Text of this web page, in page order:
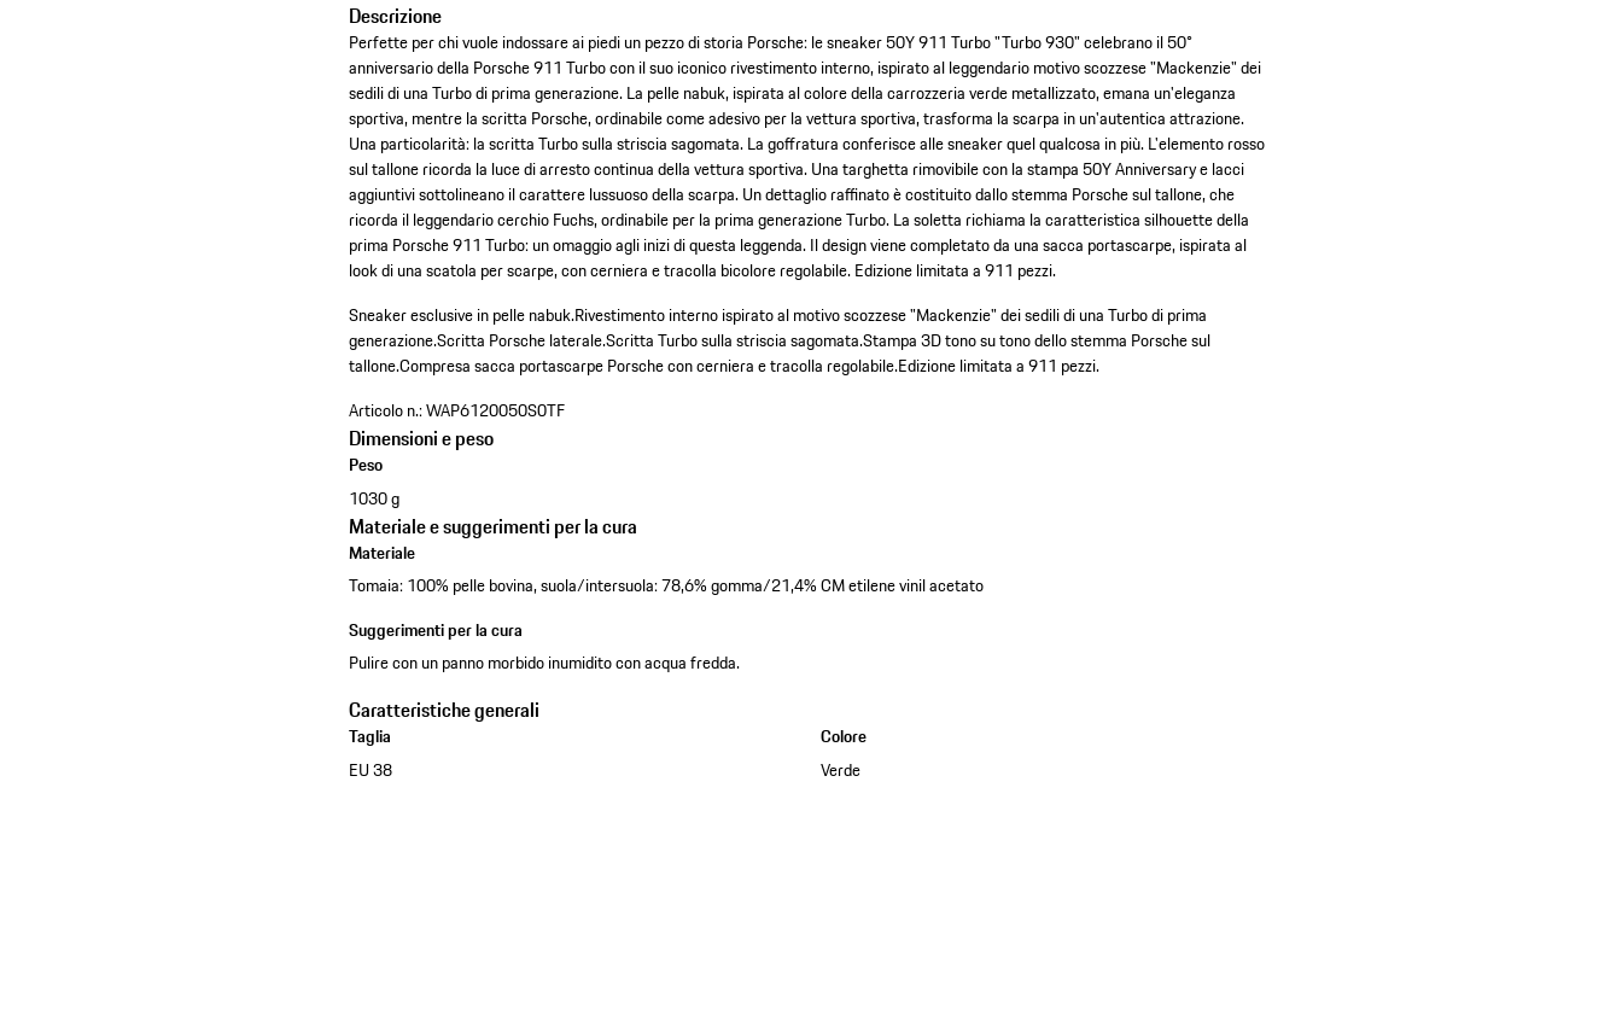
Descrizione
Perfette per chi vuole indossare ai piedi un pezzo di storia Porsche: le sneaker 50Y 911 Turbo "Turbo 930" celebrano il 50°
anniversario della Porsche 911 Turbo con il suo iconico rivestimento interno, ispirato al leggendario motivo scozzese "Mackenzie" dei
sedili di una Turbo di prima generazione. La pelle nabuk, ispirata al colore della carrozzeria verde metallizzato, emana un'eleganza
sportiva, mentre la scritta Porsche, ordinabile come adesivo per la vettura sportiva, trasforma la scarpa in un'autentica attrazione.
Una particolarità: la scritta Turbo sulla striscia sagomata. La goffratura conferisce alle sneaker quel qualcosa in più. L'elemento rosso
sul tallone ricorda la luce di arresto continua della vettura sportiva. Una targhetta rimovibile con la stampa 50Y Anniversary e lacci
aggiuntivi sottolineano il carattere lussuoso della scarpa. Un dettaglio raffinato è costituito dallo stemma Porsche sul tallone, che
ricorda il leggendario cerchio Fuchs, ordinabile per la prima generazione Turbo. La soletta richiama la caratteristica silhouette della
prima Porsche 911 Turbo: un omaggio agli inizi di questa leggenda. Il design viene completato da una sacca portascarpe, ispirata al
look di una scatola per scarpe, con cerniera e tracolla bicolore regolabile. Edizione limitata a 911 pezzi.
Sneaker esclusive in pelle nabuk.Rivestimento interno ispirato al motivo scozzese "Mackenzie" dei sedili di una Turbo di prima
generazione.Scritta Porsche laterale.Scritta Turbo sulla striscia sagomata.Stampa 3D tono su tono dello stemma Porsche sul
tallone.Compresa sacca portascarpe Porsche con cerniera e tracolla regolabile.Edizione limitata a 911 pezzi.
Articolo n.:WAP6120050S0TF
Dimensioni e peso
Peso
1030 g
Materiale e suggerimenti per la cura
Materiale
Tomaia: 100% pelle bovina, suola/intersuola: 78,6% gomma/21,4% CM etilene vinil acetato
Suggerimenti per la cura
Pulire con un panno morbido inumidito con acqua fredda.
Caratteristiche generali
Taglia
EU 38
Colore
Verde